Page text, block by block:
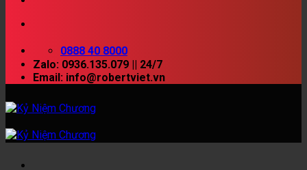
0888 40 8000
Zalo: 0936.135.079 || 24/7
Email: info@robertviet.vn